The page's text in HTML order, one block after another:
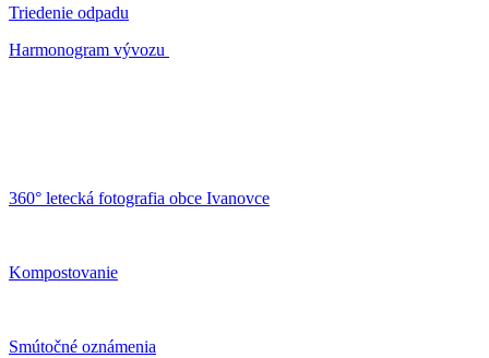
Triedenie odpadu
Harmonogram vývozu
360° letecká fotografia obce Ivanovce
Kompostovanie
Smútočné oznámenia